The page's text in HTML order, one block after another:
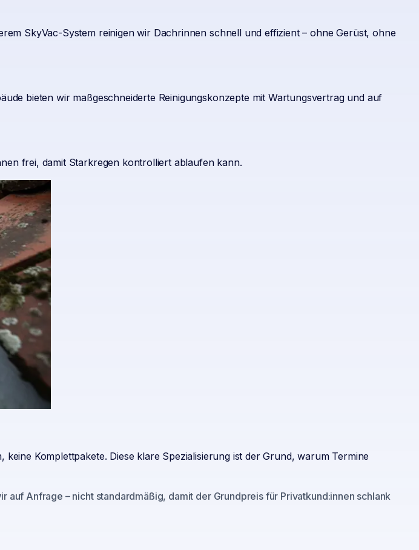
SkyVac-System reinigen wir Dachrinnen schnell und effizient – ohne Gerüst, ohne
bieten wir maßgeschneiderte Reinigungskonzepte mit Wartungsvertrag und auf
frei, damit Starkregen kontrolliert ablaufen kann.
Komplettpakete. Diese klare Spezialisierung ist der Grund, warum Termine
Anfrage – nicht standardmäßig, damit der Grundpreis für Privatkund:innen schlank